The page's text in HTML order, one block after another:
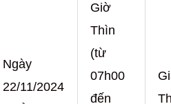
Ngày
22/11/2024
Giờ
Thìn
(từ
07h00
đến